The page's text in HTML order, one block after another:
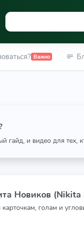
Важно
гайд, и видео для тех,
Новиков (Nikita
голам и